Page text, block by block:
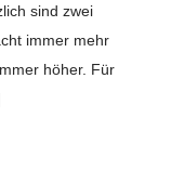
sind zwei
immer mehr
höher. Für